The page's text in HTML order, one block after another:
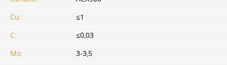
Cu:
≤1
C:
≤0,03
Mo:
3-3,5